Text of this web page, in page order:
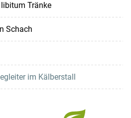
Tränke
Schach
im Kälberstall